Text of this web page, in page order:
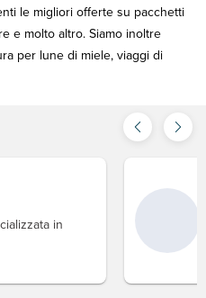
le migliori offerte su pacchetti
e molto altro. Siamo inoltre
per lune di miele, viaggi di
in